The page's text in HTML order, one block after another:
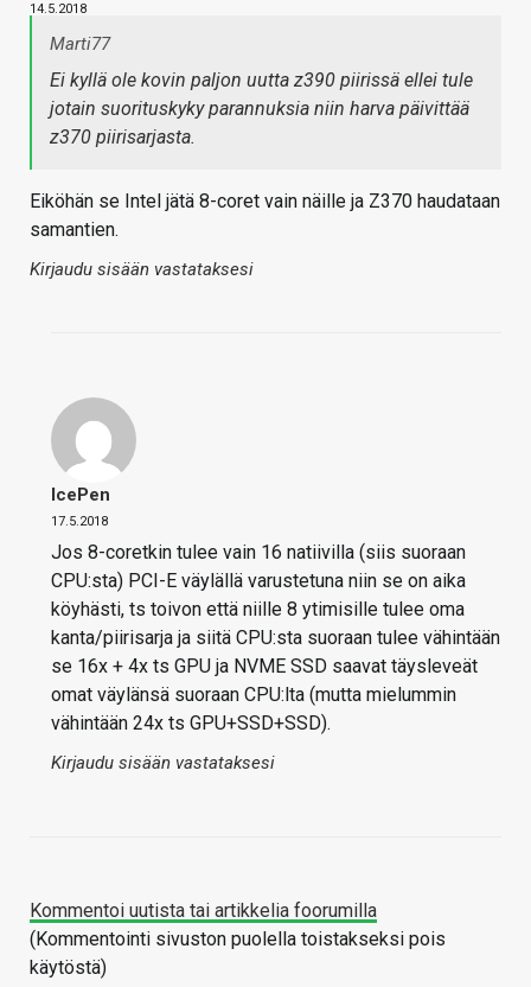
14.5.2018
Marti77
Ei kyllä ole kovin paljon uutta z390 piirissä ellei tule
jotain suorituskyky parannuksia niin harva päivittää
z370 piirisarjasta.
Eiköhän se Intel jätä 8-coret vain näille ja Z370 haudataan
samantien.
Kirjaudu sisään vastataksesi
IcePen
17.5.2018
Jos 8-coretkin tulee vain 16 natiivilla (siis suoraan
CPU:sta) PCI-E väylällä varustetuna niin se on aika
köyhästi, ts toivon että niille 8 ytimisille tulee oma
kanta/piirisarja ja siitä CPU:sta suoraan tulee vähintään
se 16x + 4x ts GPU ja NVME SSD saavat täysleveät
omat väylänsä suoraan CPU:lta (mutta mielummin
vähintään 24x ts GPU+SSD+SSD).
Kirjaudu sisään vastataksesi
Kommentoi uutista tai artikkelia foorumilla
(Kommentointi sivuston puolella toistakseksi pois
käytöstä)